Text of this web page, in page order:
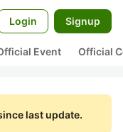
Login Signup
Event Official
last update.